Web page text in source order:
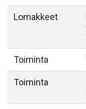
Lomakkeet
Toiminta
Toiminta